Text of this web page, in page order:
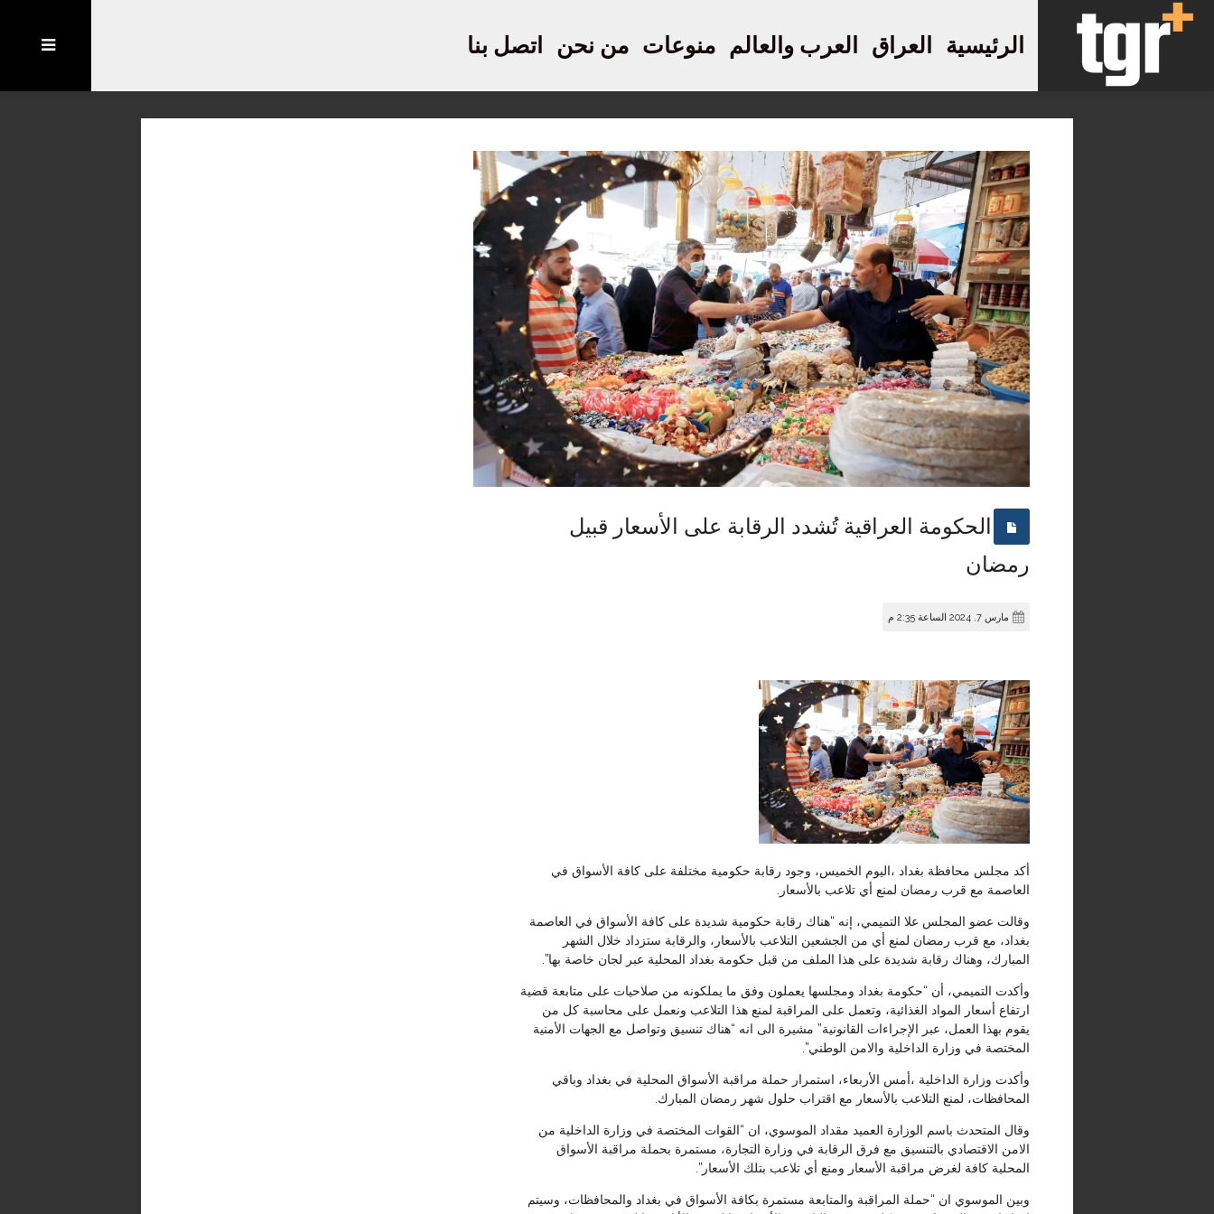
الرئيسية العراق العرب والعالم منوعات من نحن اتصل بنا
الحكومة العراقية تُشدد الرقابة على الأسعار قبيل
رمضان
مارس 7, 2024 الساعة 2:35 م
أكد مجلس محافظة بغداد ،اليوم الخميس، وجود رقابة حكومية مختلفة على كافة الأسواق في
العاصمة مع قرب رمضان لمنع أي تلاعب بالأسعار.
وقالت عضو المجلس علا التميمي، إنه “هناك رقابة حكومية شديدة على كافة الأسواق في العاصمة
بغداد، مع قرب رمضان لمنع أي من الجشعين التلاعب بالأسعار، والرقابة ستزداد خلال الشهر
المبارك، وهناك رقابة شديدة على هذا الملف من قبل حكومة بغداد المحلية عبر لجان خاصة بها”.
وأكدت التميمي، أن “حكومة بغداد ومجلسها يعملون وفق ما يملكونه من صلاحيات على متابعة قضية
ارتفاع أسعار المواد الغذائية، وتعمل على المراقبة لمنع هذا التلاعب ونعمل على محاسبة كل من
يقوم بهذا العمل، عبر الإجراءات القانونية” مشيرة الى انه “هناك تنسيق وتواصل مع الجهات الأمنية
المختصة في وزارة الداخلية والامن الوطني”.
وأكدت وزارة الداخلية ،أمس الأربعاء، استمرار حملة مراقبة الأسواق المحلية في بغداد وباقي
المحافظات، لمنع التلاعب بالأسعار مع اقتراب حلول شهر رمضان المبارك.
وقال المتحدث باسم الوزارة العميد مقداد الموسوي، ان “القوات المختصة في وزارة الداخلية من
الامن الاقتصادي بالتنسيق مع فرق الرقابة في وزارة التجارة، مستمرة بحملة مراقبة الأسواق
المحلية كافة لغرض مراقبة الأسعار ومنع أي تلاعب بتلك الأسعار”.
وبين الموسوي ان “حملة المراقبة والمتابعة مستمرة بكافة الأسواق في بغداد والمحافظات، وسيتم